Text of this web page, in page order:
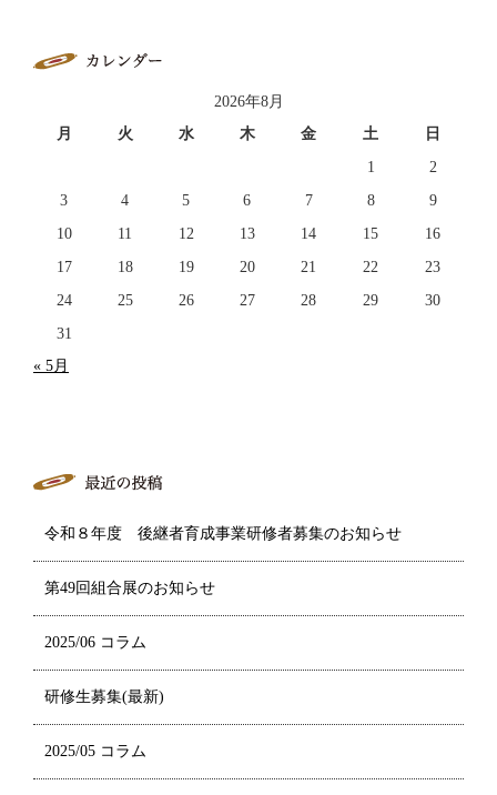
2026年8月
月
火 水 木 金 土
日
1
2
3
4 5 6 7 8
9
10
11 12 13 14 15
16
17
18 19 20 21 22
23
24
25 26 27 28 29
30
31
« 5月
令和８年度 後継者育成事業研修者募集のお知らせ
第49回組合展のお知らせ
2025/06 コラム
研修生募集(最新)
2025/05 コラム